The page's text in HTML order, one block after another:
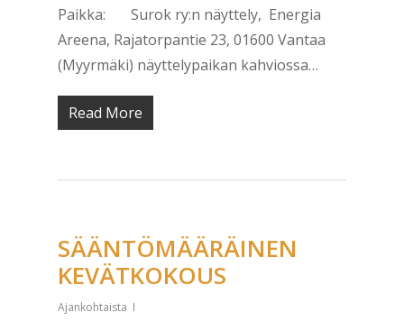
Paikka: Surok ry:n näyttely, Energia
Areena, Rajatorpantie 23, 01600 Vantaa
(Myyrmäki) näyttelypaikan kahviossa…
Read More
SÄÄNTÖMÄÄRÄINEN
KEVÄTKOKOUS
Ajankohtaista